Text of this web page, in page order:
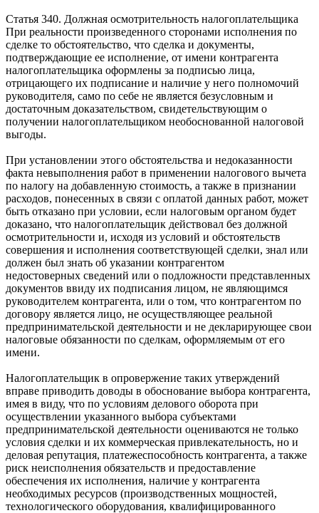
Статья 340. Должная осмотрительность налогоплательщика
При реальности произведенного сторонами исполнения по
сделке то обстоятельство, что сделка и документы,
подтверждающие ее исполнение, от имени контрагента
налогоплательщика оформлены за подписью лица,
отрицающего их подписание и наличие у него полномочий
руководителя, само по себе не является безусловным и
достаточным доказательством, свидетельствующим о
получении налогоплательщиком необоснованной налоговой
выгоды.
При установлении этого обстоятельства и недоказанности
факта невыполнения работ в применении налогового вычета
по налогу на добавленную стоимость, а также в признании
расходов, понесенных в связи с оплатой данных работ, может
быть отказано при условии, если налоговым органом будет
доказано, что налогоплательщик действовал без должной
осмотрительности и, исходя из условий и обстоятельств
совершения и исполнения соответствующей сделки, знал или
должен был знать об указании контрагентом
недостоверных сведений или о подложности представленных
документов ввиду их подписания лицом, не являющимся
руководителем контрагента, или о том, что контрагентом по
договору является лицо, не осуществляющее реальной
предпринимательской деятельности и не декларирующее свои
налоговые обязанности по сделкам, оформляемым от его
имени.
Налогоплательщик в опровержение таких утверждений
вправе приводить доводы в обоснование выбора контрагента,
имея в виду, что по условиям делового оборота при
осуществлении указанного выбора субъектами
предпринимательской деятельности оцениваются не только
условия сделки и их коммерческая привлекательность, но и
деловая репутация, платежеспособность контрагента, а также
риск неисполнения обязательств и предоставление
обеспечения их исполнения, наличие у контрагента
необходимых ресурсов (производственных мощностей,
технологического оборудования, квалифицированного